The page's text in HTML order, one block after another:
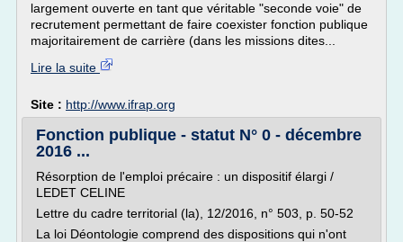
largement ouverte en tant que véritable "seconde voie" de
recrutement permettant de faire coexister fonction publique
majoritairement de carrière (dans les missions dites...
Lire la suite
Site : http://www.ifrap.org
Fonction publique - statut N° 0 - décembre
2016 ...
Résorption de l'emploi précaire : un dispositif élargi /
LEDET CELINE
Lettre du cadre territorial (la), 12/2016, n° 503, p. 50-52
La loi Déontologie comprend des dispositions qui n'ont